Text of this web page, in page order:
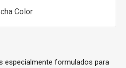
Color
especialmente formulados para